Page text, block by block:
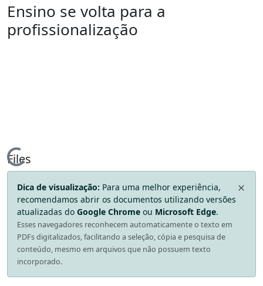
Ensino se volta para a
profissionalização
Loading...
Files
Dica de visualização: Para uma melhor experiência,
recomendamos abrir os documentos utilizando versões
atualizadas do Google Chrome ou Microsoft Edge.
Esses navegadores reconhecem automaticamente o texto em
PDFs digitalizados, facilitando a seleção, cópia e pesquisa de
conteúdo, mesmo em arquivos que não possuem texto
incorporado.